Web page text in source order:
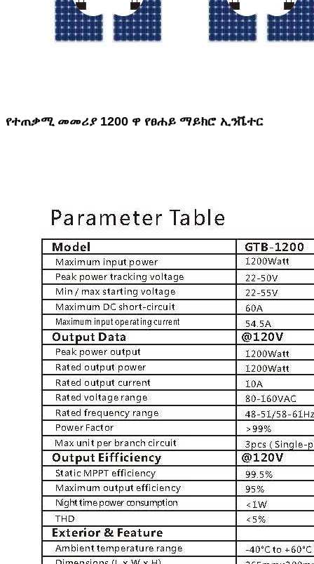
የተጠቃሚ መመሪያ 1200 ዋ የፀሐይ ማይክሮ ኢንቬተር